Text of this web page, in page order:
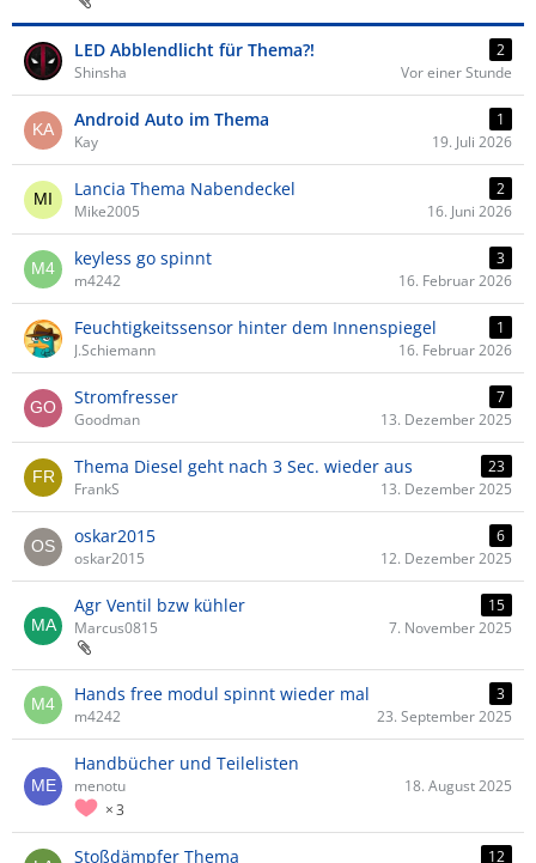
LED Abblendlicht für Thema?!
2
Shinsha
Vor einer Stunde
Android Auto im Thema
1
Kay
19. Juli 2026
Lancia Thema Nabendeckel
2
Mike2005
16. Juni 2026
keyless go spinnt
3
m4242
16. Februar 2026
Feuchtigkeitssensor hinter dem Innenspiegel
1
J.Schiemann
16. Februar 2026
Stromfresser
7
Goodman
13. Dezember 2025
Thema Diesel geht nach 3 Sec. wieder aus
23
FrankS
13. Dezember 2025
oskar2015
6
oskar2015
12. Dezember 2025
Agr Ventil bzw kühler
15
Marcus0815
7. November 2025
Hands free modul spinnt wieder mal
3
m4242
23. September 2025
Handbücher und Teilelisten
3
menotu 18. August 2025
Stoßdämpfer Thema
12